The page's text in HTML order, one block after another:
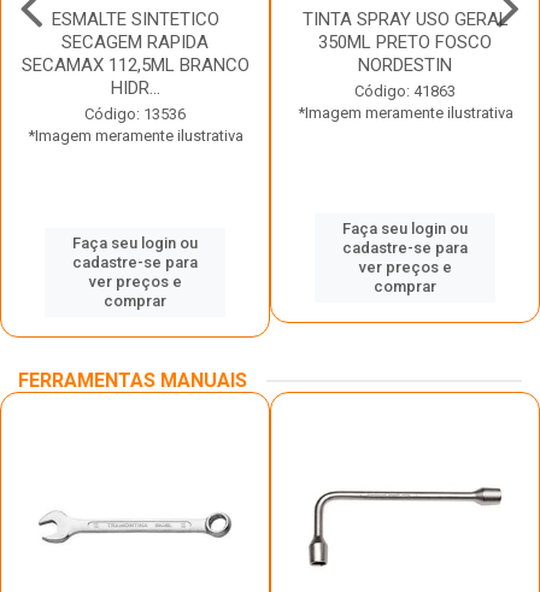
ESMALTE SINTETICO
SECAGEM RAPIDA
SECAMAX 112,5ML BRANCO
HIDR...
Código: 13536
*Imagem meramente ilustrativa
Faça seu login ou
cadastre-se para
ver preços e
comprar
TINTA SPRAY USO GERAL
350ML PRETO FOSCO
NORDESTIN
Código: 41863
*Imagem meramente ilustrativa
Faça seu login ou
cadastre-se para
ver preços e
comprar
FERRAMENTAS MANUAIS